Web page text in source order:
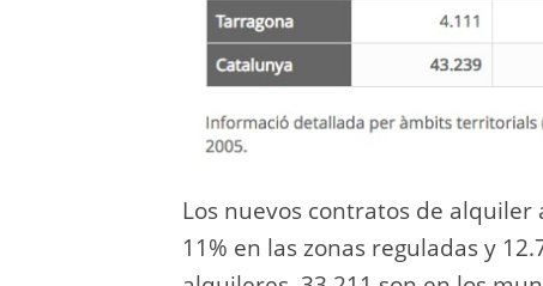
Los nuevos contratos de
11% en las zonas reguladas y